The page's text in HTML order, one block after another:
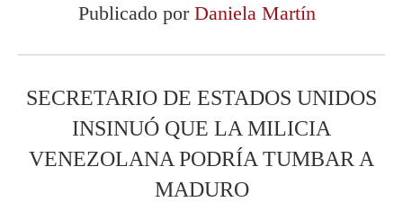
Publicado por Daniela Martín
SECRETARIO DE ESTADOS UNIDOS
INSINUÓ QUE LA MILICIA
VENEZOLANA PODRÍA TUMBAR A
MADURO